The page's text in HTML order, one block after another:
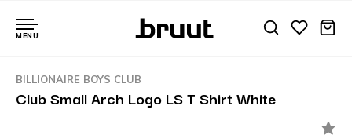
MENU
BILLIONAIRE BOYS CLUB
Club Small Arch Logo LS T Shirt White